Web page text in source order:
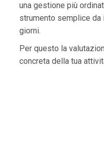
una gestione più
strumento semplice da
giorni.
Per questo la
concreta della tua